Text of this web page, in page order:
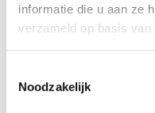
informatie die u aan ze
verzameld op basis
Noodzakelijk
OMSCHRIJVING
SAMENSTELLING